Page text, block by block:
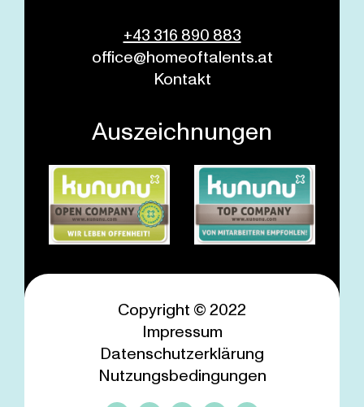
+43 316 890 883
office@homeoftalents.at
Kontakt
Auszeichnungen
Copyright © 2022
Impressum
Datenschutzerklärung
Nutzungsbedingungen